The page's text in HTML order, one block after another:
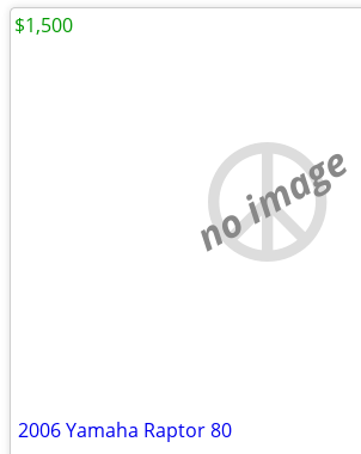
no image
2006 Yamaha Raptor 80
$1,500